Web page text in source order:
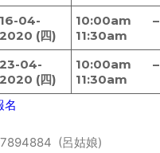
16-04-
2020 (四)
10:00am –
11:30am
23-04-
2020 (四)
10:00am –
11:30am
名
(呂姑娘)